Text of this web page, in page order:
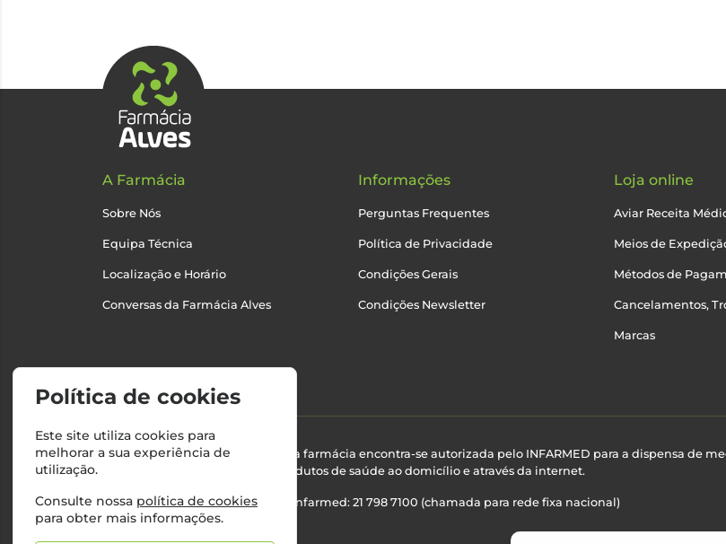
A Farmácia
Sobre Nós
Equipa Técnica
Localização e Horário
Conversas da Farmácia Alves
Informações
Perguntas Frequentes
Política de Privacidade
Condições Gerais
Condições Newsletter
Loja online
Aviar Receita
Meios de
Métodos de
Cancelamentos,
Marcas
Esta farmácia encontra-se autorizada pelo INFARMED para a dispensa de
produtos de saúde ao domicílio e através da internet.
Nº Infarmed: 21 798 7100 (chamada para rede fixa nacional)
Política de cookies
Este site utiliza cookies para
melhorar a sua experiência de
utilização.
Consulte nossa política de cookies
para obter mais informações.